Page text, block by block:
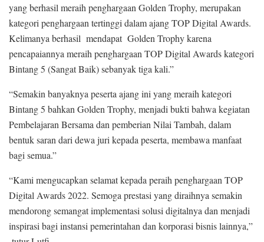
yang berhasil meraih penghargaan Golden Trophy, merupakan
kategori penghargaan tertinggi dalam ajang TOP Digital Awards.
Kelimanya berhasil mendapat Golden Trophy karena
pencapaiannya meraih penghargaan TOP Digital Awards kategori
Bintang 5 (Sangat Baik) sebanyak tiga kali.”
“Semakin banyaknya peserta ajang ini yang meraih kategori
Bintang 5 bahkan Golden Trophy, menjadi bukti bahwa kegiatan
Pembelajaran Bersama dan pemberian Nilai Tambah, dalam
bentuk saran dari dewa juri kepada peserta, membawa manfaat
bagi semua.”
“Kami mengucapkan selamat kepada peraih penghargaan TOP
Digital Awards 2022. Semoga prestasi yang diraihnya semakin
mendorong semangat implementasi solusi digitalnya dan menjadi
inspirasi bagi instansi pemerintahan dan korporasi bisnis lainnya,”